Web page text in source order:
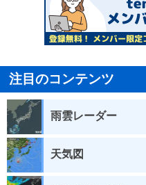
注目のコンテンツ
雨雲レーダー
天気図